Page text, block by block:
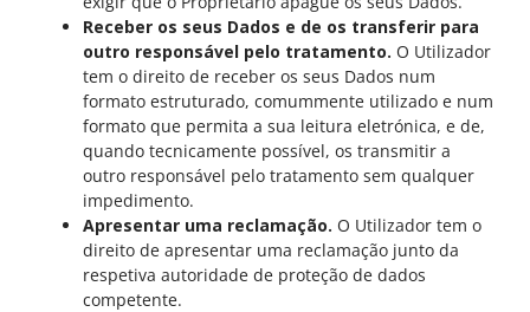
Receber os seus Dados e de os transferir para
outro responsável pelo tratamento. O Utilizador
tem o direito de receber os seus Dados num
formato estruturado, comummente utilizado e num
formato que permita a sua leitura eletrónica, e de,
quando tecnicamente possível, os transmitir a
outro responsável pelo tratamento sem qualquer
impedimento.
Apresentar uma reclamação. O Utilizador tem o
direito de apresentar uma reclamação junto da
respetiva autoridade de proteção de dados
competente.